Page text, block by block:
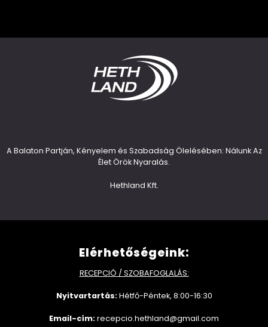
A Balaton Partján, Kényelem és Szabadság Ölelésében: Nálunk Az
Élet Örök Nyaralás.
Hethland Kft.
Elérhetőségeink:
RECEPCIÓ / SZOBAFOGLALÁS:
Nyitvartartás:Hétfő-Péntek, 8:00-16:30
Email-cím:recepcio.hethland@gmail.com